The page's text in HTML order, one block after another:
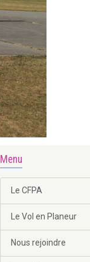
Menu
Le CFPA
Le Vol en Planeur
Nous rejoindre